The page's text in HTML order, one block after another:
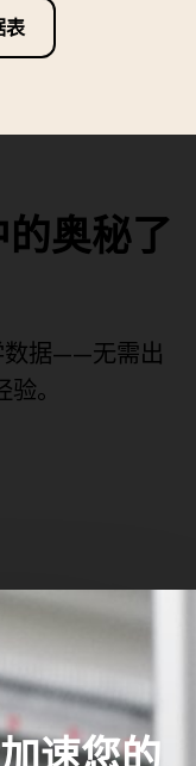
表
奥秘了
数据——无需出
。
速您的